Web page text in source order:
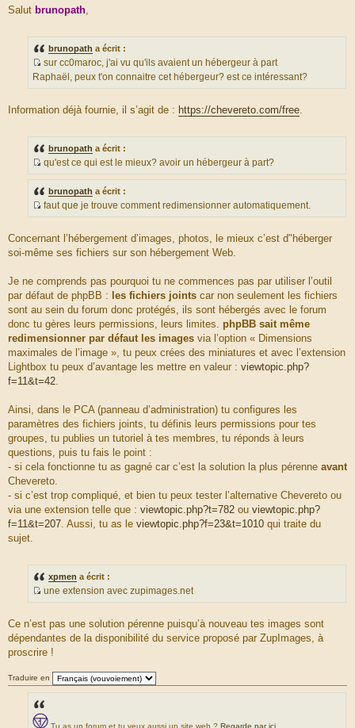
e
s
Salut brunopath
brunopath a écrit :
S
r
e
d
m
e
a
g
sur cc0maroc, j'ai vu qu'ils avaient un hébergeur à part
Raphaël, peux t'on connaitre cet hébergeur? est ce intéressant?
Information déjà fournie, il s’agit de : https://chevereto.com/free
brunopath a écrit :
o
u
e
d
m
e
s
s
a
g
e
qu'est ce qui est le mieux? avoir un hébergeur à part?
brunopath a écrit :
u
r
e
d
u
m
e
s
s
e
faut que je trouve comment redimensionner automatiquement.
Concernant l’hébergement d’images, photos, le mieux c’est d"héberger
soi-même ses fichiers sur son hébergement Web.
Je ne comprends pas pourquoi tu ne commences pas par utiliser l’outil
par défaut de phpBB : les fichiers joints car non seulement les fichiers
sont au sein du forum donc protégés, ils sont hébergés avec le forum
donc tu gères leurs permissions, leurs limites. phpBB sait même
redimensionner par défaut les images via l’option « Dimensions
maximales de l’image », tu peux crées des miniatures et avec l’extension
Lightbox tu peux d’avantage les mettre en valeur : viewtopic.php?
f=11&t=42.
Ainsi, dans le PCA (panneau d’administration) tu configures les
paramètres des fichiers joints, tu définis leurs permissions pour tes
groupes, tu publies un tutoriel à tes membres, tu réponds à leurs
questions, puis tu fais le point :
- si cela fonctionne tu as gagné car c’est la solution la plus pérenne avant
Chevereto.
- si c’est trop compliqué, et bien tu peux tester l’alternative Chevereto ou
via une extension telle que : viewtopic.php?t=782 ou viewtopic.php?
f=11&t=207. Aussi, tu as le viewtopic.php?f=23&t=1010 qui traite du
sujet.
xpmen a écrit :
u
r
c
d
u
m
une extension avec zupimages.net
Ce n’est pas une solution pérenne puisqu’à nouveau tes images sont
dépendantes de la disponibilité du service proposé par ZupImages, à
proscrire !
Traduire en
Tu as un forum et tu veux aussi un site web ? Regarde par ici